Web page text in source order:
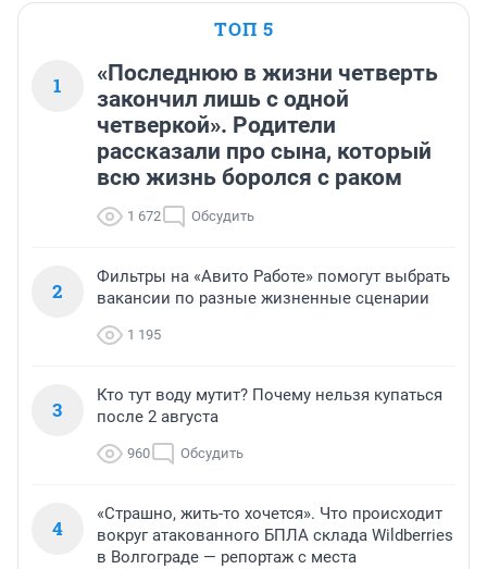
ТОП 5
1
«Последнюю в жизни четверть
закончил лишь с одной
четверкой». Родители
рассказали про сына, который
всю жизнь боролся с раком
1 672 Обсудить
2
Фильтры на «Авито Работе» помогут выбрать
вакансии по разные жизненные сценарии
1 195
3
Кто тут воду мутит? Почему нельзя купаться
после 2 августа
960 Обсудить
4
«Страшно, жить-то хочется». Что происходит
вокруг атакованного БПЛА склада Wildberries
в Волгограде — репортаж с места